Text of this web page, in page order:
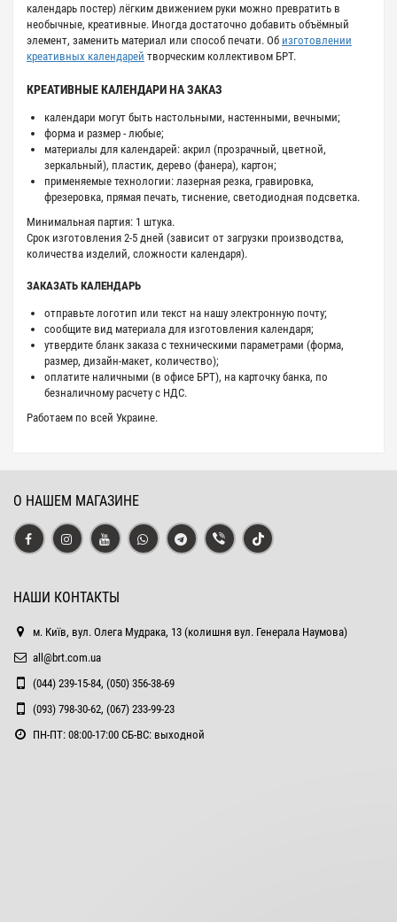
календарь постер) лёгким движением руки можно превратить в
необычные, креативные. Иногда достаточно добавить объёмный
элемент, заменить материал или способ печати. Об изготовлении
креативных календарей творческим коллективом БРТ.
КРЕАТИВНЫЕ КАЛЕНДАРИ НА ЗАКАЗ
календари могут быть настольными, настенными, вечными;
форма и размер - любые;
материалы для календарей: акрил (прозрачный, цветной,
зеркальный), пластик, дерево (фанера), картон;
применяемые технологии: лазерная резка, гравировка,
фрезеровка, прямая печать, тиснение, светодиодная подсветка.
Минимальная партия: 1 штука.
Срок изготовления 2-5 дней (зависит от загрузки производства,
количества изделий, сложности календаря).
ЗАКАЗАТЬ КАЛЕНДАРЬ
отправьте логотип или текст на нашу электронную почту;
сообщите вид материала для изготовления календаря;
утвердите бланк заказа с техническими параметрами (форма,
размер, дизайн-макет, количество);
оплатите наличными (в офисе БРТ), на карточку банка, по
безналичному расчету с НДС.
Работаем по всей Украине.
О НАШЕМ МАГАЗИНЕ
НАШИ КОНТАКТЫ
м. Київ, вул. Олега Мудрака, 13 (колишня вул. Генерала Наумова)
all@brt.com.ua
(044) 239-15-84, (050) 356-38-69
(093) 798-30-62, (067) 233-99-23
ПН-ПТ: 08:00-17:00 СБ-ВС: выходной